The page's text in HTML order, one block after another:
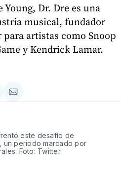
Dr. Dre es una
musical, fundador
artistas como Snoop
y Kendrick Lamar.
Compartir
via
este desafío de
un periodo marcado por
Foto: Twitter